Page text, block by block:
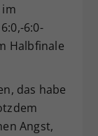
6:0-
Halbfinale
das habe
Angst,